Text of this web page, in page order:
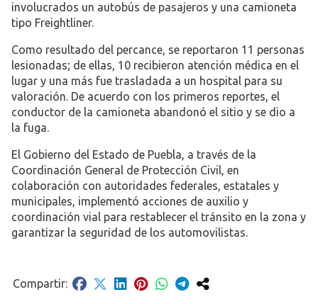
involucrados un autobús de pasajeros y una camioneta
tipo Freightliner.
Como resultado del percance, se reportaron 11 personas
lesionadas; de ellas, 10 recibieron atención médica en el
lugar y una más fue trasladada a un hospital para su
valoración. De acuerdo con los primeros reportes, el
conductor de la camioneta abandonó el sitio y se dio a
la fuga.
El Gobierno del Estado de Puebla, a través de la
Coordinación General de Protección Civil, en
colaboración con autoridades federales, estatales y
municipales, implementó acciones de auxilio y
coordinación vial para restablecer el tránsito en la zona y
garantizar la seguridad de los automovilistas.